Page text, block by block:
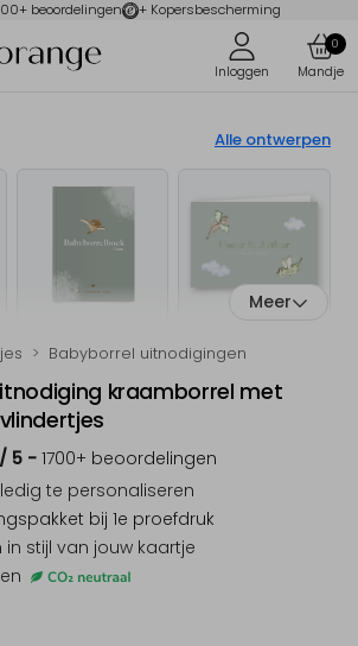
+ beoordelingen + Kopersbescherming
0
Alle ontwerpen
Meer
Babyborrel uitnodigingen
kraamborrel met
/ 5 - 1700+ beoordelingen
te personaliseren
bij 1e proefdruk
in stijl van jouw kaartje